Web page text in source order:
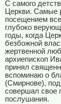
С самого
Церкви. Самые
посещением
глубоко
годы, когда
безбожной
жертвенной
архиепископ
принял
вспоминаю о
(Смирнове),
совершал свое
послушания.